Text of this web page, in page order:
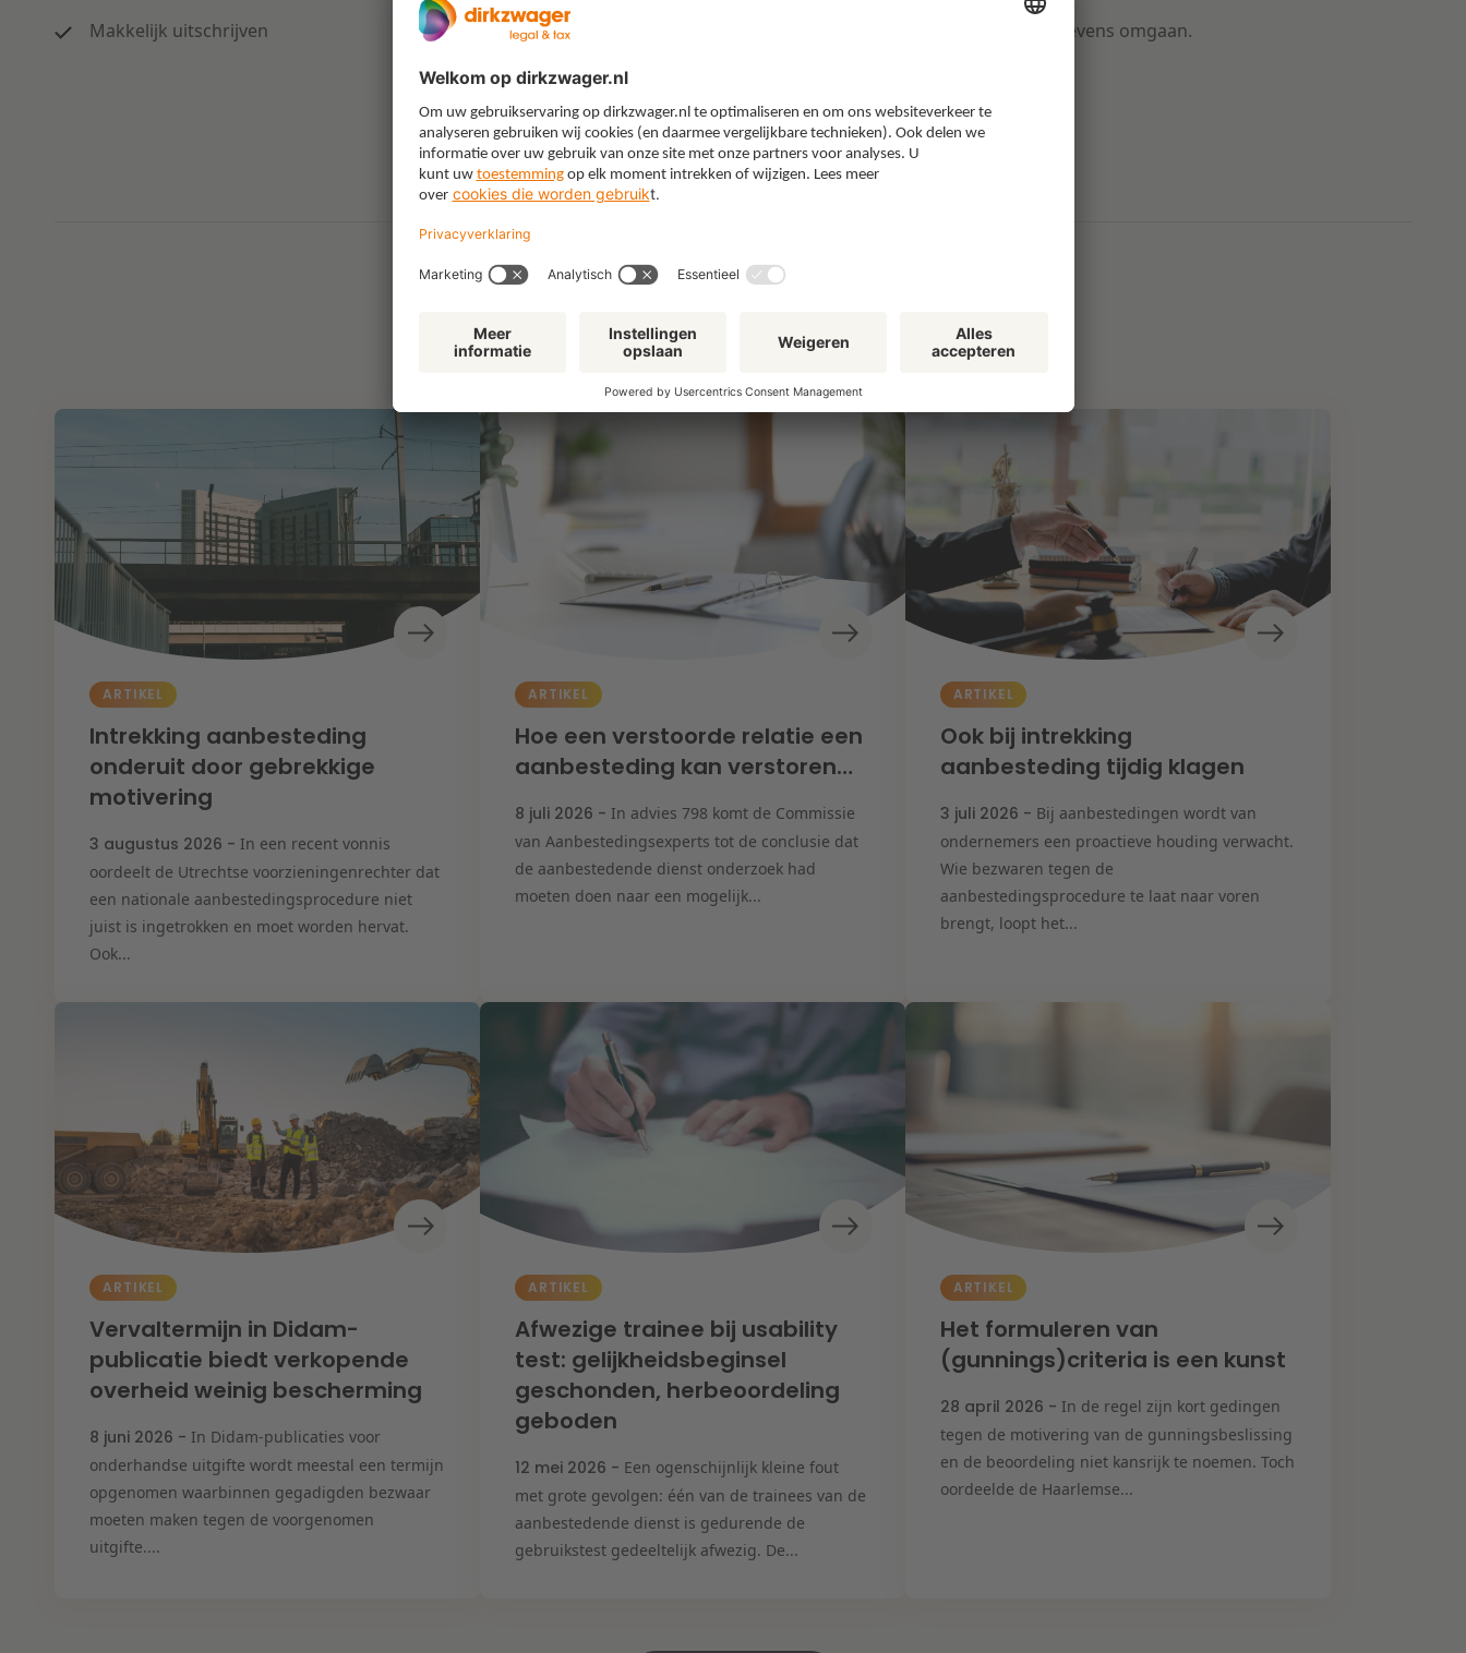
Makkelijk uitschrijven
om te lezen hoe we met uw gegevens omgaan.
Gerelateerd
ARTIKEL
Intrekking aanbesteding
onderuit door gebrekkige
motivering
3 augustus 2026 - In een recent vonnis
oordeelt de Utrechtse voorzieningenrechter dat
een nationale aanbestedingsprocedure niet
juist is ingetrokken en moet worden hervat.
Ook...
ARTIKEL
Hoe een verstoorde relatie een
aanbesteding kan verstoren…
8 juli 2026 - In advies 798 komt de Commissie
van Aanbestedingsexperts tot de conclusie dat
de aanbestedende dienst onderzoek had
moeten doen naar een mogelijk...
ARTIKEL
Ook bij intrekking
aanbesteding tijdig klagen
3 juli 2026 - Bij aanbestedingen wordt van
ondernemers een proactieve houding verwacht.
Wie bezwaren tegen de
aanbestedingsprocedure te laat naar voren
brengt, loopt het...
ARTIKEL
Vervaltermijn in Didam-
publicatie biedt verkopende
overheid weinig bescherming
8 juni 2026 - In Didam-publicaties voor
onderhandse uitgifte wordt meestal een termijn
opgenomen waarbinnen gegadigden bezwaar
moeten maken tegen de voorgenomen
uitgifte....
ARTIKEL
Afwezige trainee bij usability
test: gelijkheidsbeginsel
geschonden, herbeoordeling
geboden
12 mei 2026 - Een ogenschijnlijk kleine fout
met grote gevolgen: één van de trainees van de
aanbestedende dienst is gedurende de
gebruikstest gedeeltelijk afwezig. De...
ARTIKEL
Het formuleren van
(gunnings)criteria is een kunst
28 april 2026 - In de regel zijn kort gedingen
tegen de motivering van de gunningsbeslissing
en de beoordeling niet kansrijk te noemen. Toch
oordeelde de Haarlemse...